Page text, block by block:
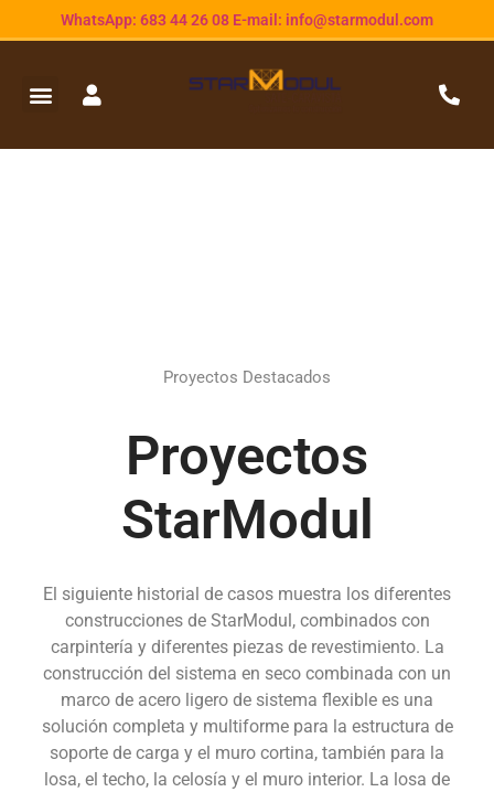
WhatsApp: 683 44 26 08 E-mail: info@starmodul.com
Proyectos Destacados
Proyectos
StarModul
El siguiente historial de casos muestra los diferentes
construcciones de StarModul, combinados con
carpintería y diferentes piezas de revestimiento. La
construcción del sistema en seco combinada con un
marco de acero ligero de sistema flexible es una
solución completa y multiforme para la estructura de
soporte de carga y el muro cortina, también para la
losa, el techo, la celosía y el muro interior. La losa de